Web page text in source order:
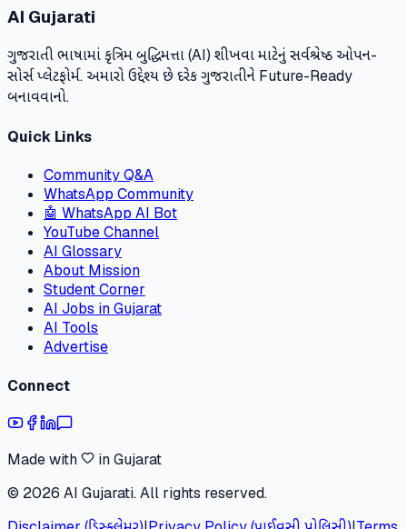
AI Gujarati
ગુજરાતી ભાષામાં કૃત્રિમ બુદ્ધિમત્તા (AI) શીખવા માટેનું સર્વશ્રેષ્ઠ ઓપન-
સોર્સ પ્લેટફોર્મ. અમારો ઉદ્દેશ્ય છે દરેક ગુજરાતીને Future-Ready
બનાવવાનો.
Quick Links
Community Q&A
WhatsApp Community
🤖 WhatsApp AI Bot
YouTube Channel
AI Glossary
About Mission
Student Corner
AI Jobs in Gujarat
AI Tools
Advertise
Connect
Made with
in Gujarat
© 2026 AI Gujarati. All rights reserved.